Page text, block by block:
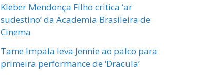
Kleber Mendonça Filho critica ‘ar
sudestino’ da Academia Brasileira de
Cinema
Tame Impala leva Jennie ao palco para
primeira performance de ‘Dracula’